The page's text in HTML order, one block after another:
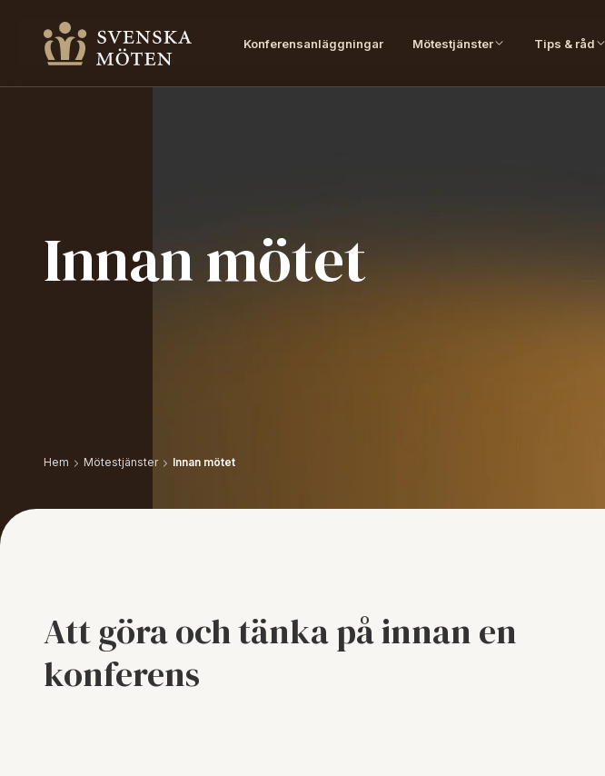
Konferensanläggningar Mötestjänster Tips & råd
Innan mötet
Hem Mötestjänster Innan mötet
Att göra och tänka på innan en
konferens